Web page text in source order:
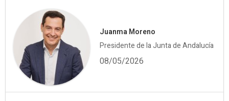
Juanma Moreno
Presidente de la Junta de Andalucía
08/05/2026